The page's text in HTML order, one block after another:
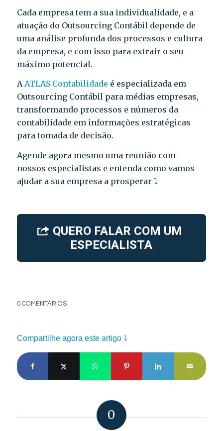
Cada empresa tem a sua individualidade, e a
atuação do Outsourcing Contábil depende de
uma análise profunda dos processos e cultura
da empresa, e com isso para extrair o seu
máximo potencial.
AATLAS Contabilidade é especializada em
Outsourcing Contábil para médias empresas,
transformando processos e números da
contabilidade em informações estratégicas
para tomada de decisão.
Agende agora mesmo uma reunião com
nossos especialistas e entenda como vamos
ajudar a sua empresa a prosperar ⤵
QUERO FALAR COM UM
ESPECIALISTA
0 COMENTÁRIOS
Compartilhe agora este artigo ⤵
0